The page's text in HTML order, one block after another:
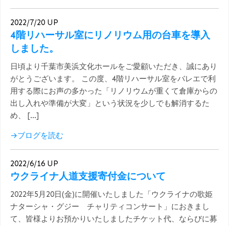
2022/7/20 UP
4階リハーサル室にリノリウム用の台車を導入
しました。
日頃より千葉市美浜文化ホールをご愛顧いただき、誠にあり
がとうございます。 この度、4階リハーサル室をバレエで利
用する際にお声の多かった「リノリウムが重くて倉庫からの
出し入れや準備が大変」という状況を少しでも解消するた
め、 […]
→ブログを読む
2022/6/16 UP
ウクライナ人道支援寄付金について
2022年5月20日(金)に開催いたしました「ウクライナの歌姫
ナターシャ・グジー チャリティコンサート」におきまし
て、皆様よりお預かりいたしましたチケット代、ならびに募